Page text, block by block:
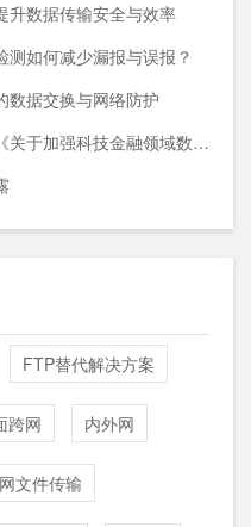
升数据传输安全与效率
如何减少漏报与误报？
数据交换与网络防护
中国人民银行等九部门联合印发《关于加强科技金融领域数据开发利用的通知》
FTP替代解决方案
跨网 内外网
文件传输